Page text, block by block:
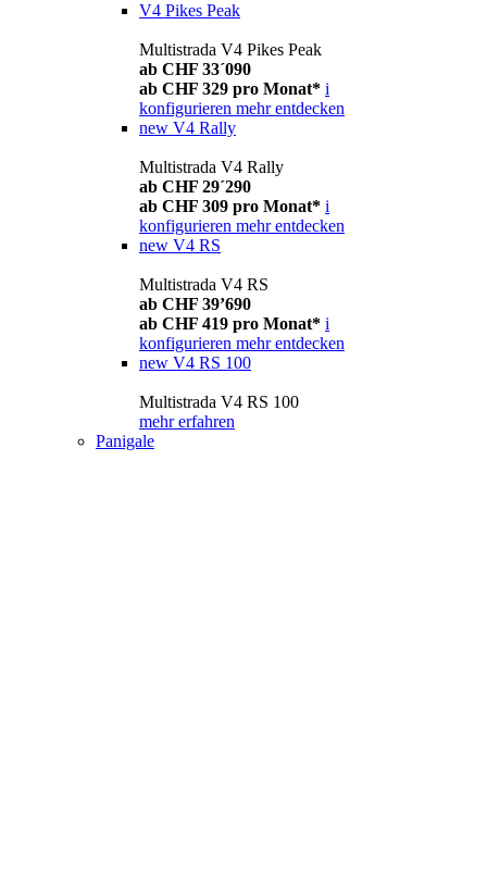
V4 Pikes Peak
Multistrada V4 Pikes Peak
ab CHF 33´090
ab CHF 329 pro Monat* i
konfigurieren mehr entdecken
new V4 Rally
Multistrada V4 Rally
ab CHF 29´290
ab CHF 309 pro Monat* i
konfigurieren mehr entdecken
new V4 RS
Multistrada V4 RS
ab CHF 39’690
ab CHF 419 pro Monat* i
konfigurieren mehr entdecken
new V4 RS 100
Multistrada V4 RS 100
mehr erfahren
Panigale